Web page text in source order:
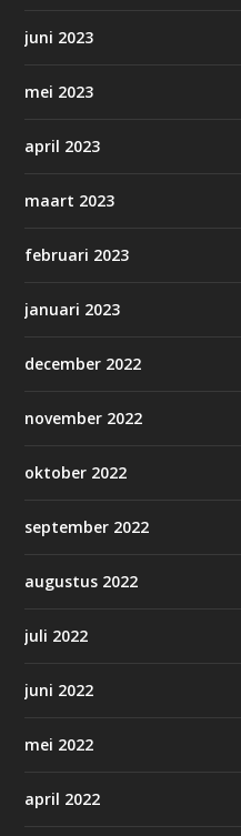
juni 2023
mei 2023
april 2023
maart 2023
februari 2023
januari 2023
december 2022
november 2022
oktober 2022
september 2022
augustus 2022
juli 2022
juni 2022
mei 2022
april 2022